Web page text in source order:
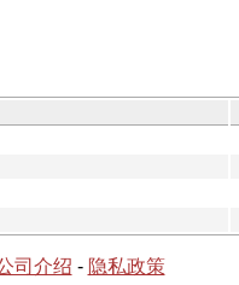
司介绍 - 隐私政策